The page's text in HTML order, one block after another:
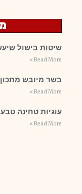
שיטות בישול
Read More »
בשר מיובש
Read More »
עוגיות טחינה
Read More »